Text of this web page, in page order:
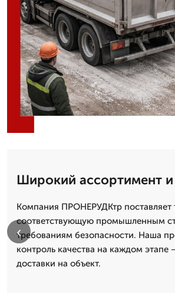
Широкий ассортимент и
Компания ПРОНЕРУДКтр поставляет
соответствующую промышленным
требованиям безопасности. Наша
контроль качества на каждом этапе
доставки на объект.
‹